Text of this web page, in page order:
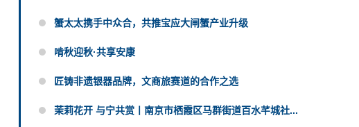
蟹太太携手中众合，共推宝应大闸蟹产业升级
啃秋迎秋·共享安康
匠铸非遗银器品牌，文商旅赛道的合作之选
茉莉花开 与宁共赏丨南京市栖霞区马群街道百水芊城社...